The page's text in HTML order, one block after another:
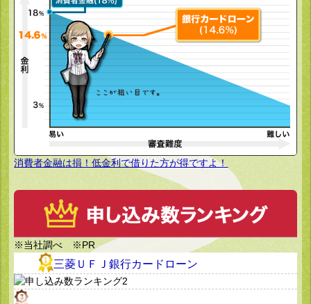
消費者金融は損！低金利で借りた方が得ですよ！
※当社調べ ※PR
三菱ＵＦＪ銀行カードローン